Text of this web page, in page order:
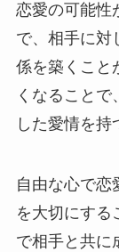
恋愛の可能性
で、相手に対
係を築くこと
くなること
した愛情を持
自由な心で恋
を大切にする
で相手と共に